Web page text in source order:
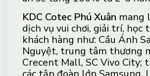
KDC Cotec Phú Xuân mang
dịch vụ vui chơi, giải trí, học
khách hàng như: Cầu Ánh
Nguyệt, trung tâm thương
Crecent Mall, SC Vivo City;